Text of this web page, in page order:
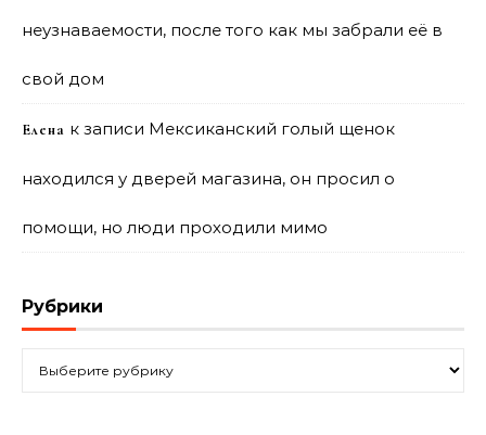
неузнаваемости, после того как мы забрали её в
свой дом
Елена к записи Мексиканский голый щенок
находился у дверей магазина, он просил о
помощи, но люди проходили мимо
Рубрики